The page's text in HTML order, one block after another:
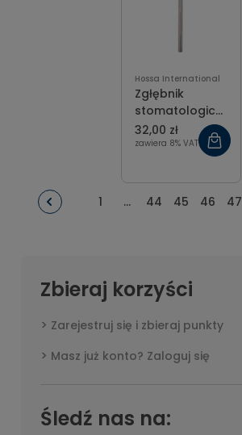
Hossa International
Zgłębnik
stomatologiczny
super lekki
ergonomiczny
32,00 zł
zawiera 8% VAT
1 ... 44 45 46 47
Zbieraj korzyści
Zarejestruj się i zbieraj punkty
Masz już konto? Zaloguj się
Śledź nas na: